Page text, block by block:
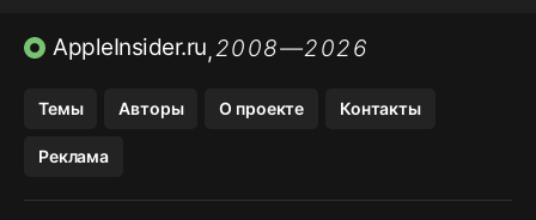
AVITO НА IPHONEВТБ ОНЛАЙН TIKTOK НА IPHONE
AppleInsider.ru,2008—2026
Темы Авторы О проекте Контакты
Реклама